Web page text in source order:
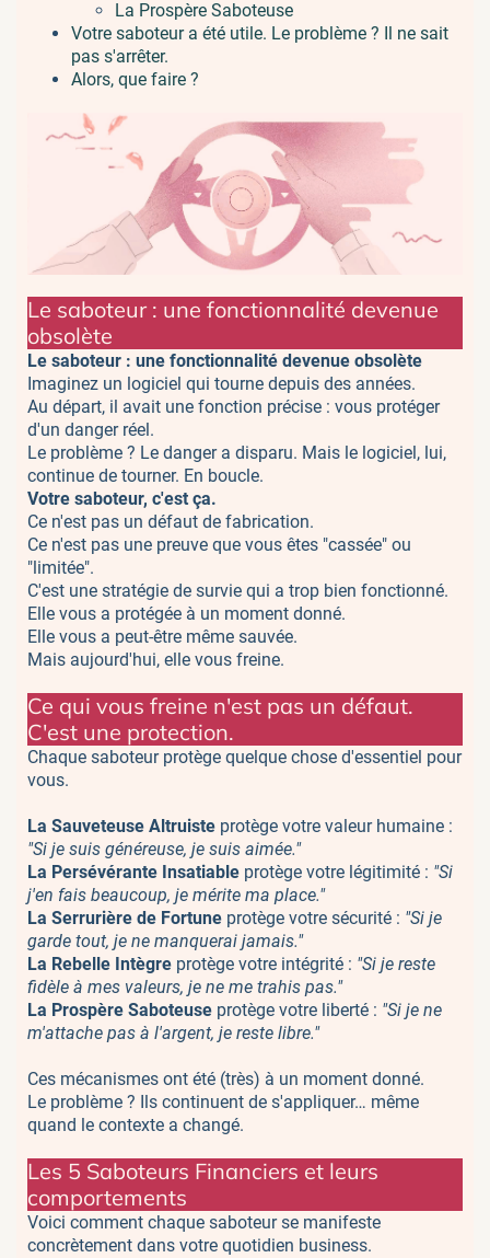
La Prospère Saboteuse
Votre saboteur a été utile. Le problème ? Il ne sait
pas s'arrêter.
Alors, que faire ?
Le saboteur : une fonctionnalité devenue
obsolète
Le saboteur : une fonctionnalité devenue obsolète
Imaginez un logiciel qui tourne depuis des années.
Au départ, il avait une fonction précise : vous protéger
d'un danger réel.
Le problème ? Le danger a disparu. Mais le logiciel, lui,
continue de tourner. En boucle.
Votre saboteur, c'est ça.
Ce n'est pas un défaut de fabrication.
Ce n'est pas une preuve que vous êtes "cassée" ou
"limitée".
C'est une stratégie de survie qui a trop bien fonctionné.
Elle vous a protégée à un moment donné.
Elle vous a peut-être même sauvée.
Mais aujourd'hui, elle vous freine.
Ce qui vous freine n'est pas un défaut.
C'est une protection.
Chaque saboteur protège quelque chose d'essentiel pour
vous.
La Sauveteuse Altruiste protège votre valeur humaine :
"Si je suis généreuse, je suis aimée."
La Persévérante Insatiable protège votre légitimité : "Si
j'en fais beaucoup, je mérite ma place."
La Serrurière de Fortune protège votre sécurité : "Si je
garde tout, je ne manquerai jamais."
La Rebelle Intègre protège votre intégrité : "Si je reste
fidèle à mes valeurs, je ne me trahis pas."
La Prospère Saboteuse protège votre liberté : "Si je ne
m'attache pas à l'argent, je reste libre."
Ces mécanismes ont été (très) à un moment donné.
Le problème ? Ils continuent de s'appliquer… même
quand le contexte a changé.
Les 5 Saboteurs Financiers et leurs
comportements
Voici comment chaque saboteur se manifeste
concrètement dans votre quotidien business.